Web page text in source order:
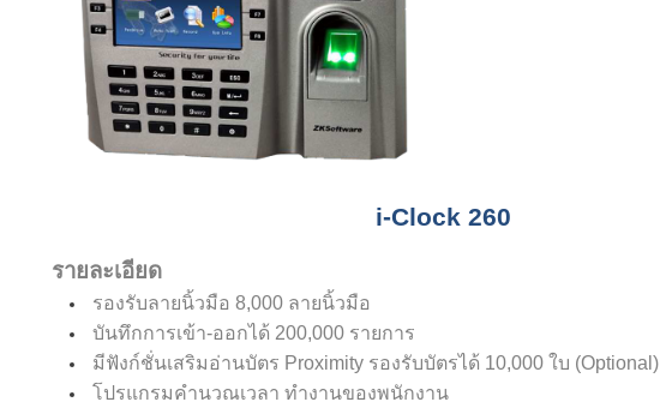
i-Clock 260
รายละเอียด
รองรับลายนิ้วมือ 8,000 ลายนิ้วมือ
บันทึกการเข้า-ออกได้ 200,000 รายการ
มีฟังก์ชั่นเสริมอ่านบัตร Proximity รองรับบัตรได้ 10,000 ใบ (Optional)
โปรแกรมคำนวณเวลา ทำงานของพนักงาน